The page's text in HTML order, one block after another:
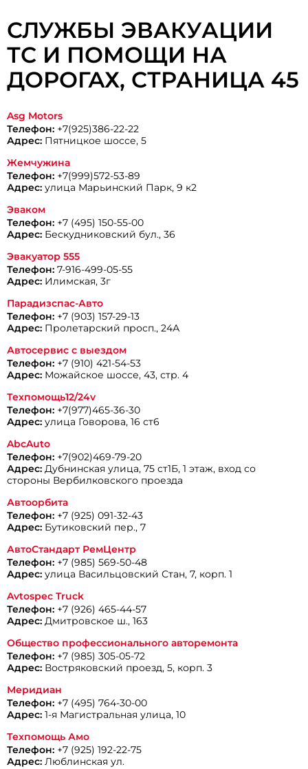
СЛУЖБЫ ЭВАКУАЦИИ
ТС И ПОМОЩИ НА
ДОРОГАХ, CТРАНИЦА 45
Asg Motors
Телефон: +7(925)386-22-22
Адрес: Пятницкое шоссе, 5
Жемчужина
Телефон: +7(999)572-53-89
Адрес: улица Марьинский Парк, 9 к2
Эваком
Телефон: +7 (495) 150-55-00
Адрес: Бескудниковский бул., 36
Эвакуатор 555
Телефон: 7-916-499-05-55
Адрес: Илимская, 3г
Парадизспас-Авто
Телефон: +7 (903) 157-29-13
Адрес: Пролетарский просп., 24А
Автосервис с выездом
Телефон: +7 (910) 421-54-53
Адрес: Можайское шоссе, 43, стр. 4
Техпомощь12/24v
Телефон: +7(977)465-36-30
Адрес: улица Говорова, 16 ст6
AbcAuto
Телефон: +7(902)469-79-20
Адрес: Дубнинская улица, 75 ст1Б, 1 этаж, вход со
стороны Вербилковского проезда
Автоорбита
Телефон: +7 (925) 091-32-43
Адрес: Бутиковский пер., 7
АвтоСтандарт РемЦентр
Телефон: +7 (985) 569-50-48
Адрес: улица Васильцовский Стан, 7, корп. 1
­­Avtospec Truck
Телефон: +7 (926) 465-44-57
Адрес: Дмитровское ш., 163
Общество профессионального авторемонта
Телефон: +7 (985) 305-05-72
Адрес: Востряковский проезд, 5, корп. 3
Меридиан
Телефон: +7 (495) 764-30-00
Адрес: 1-я Магистральная улица, 10
Техпомощь Амо
Телефон: +7 (925) 192-22-75
Адрес: Люблинская ул.